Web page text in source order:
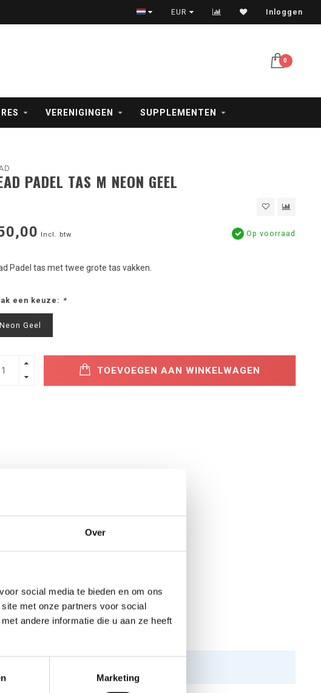
Over
social media te bieden en om ons
met onze partners voor social
andere informatie die u aan ze heeft
Marketing
Veilig betalen met iDeal, creditcard en PayPal
EUR Inloggen
0
VERENIGINGEN SUPPLEMENTEN
PADEL TAS M NEON GEEL
Incl. btw Op voorraad
Padel tas met twee grote tas vakken.
een keuze: *
Neon Geel
TOEVOEGEN AAN WINKELWAGEN